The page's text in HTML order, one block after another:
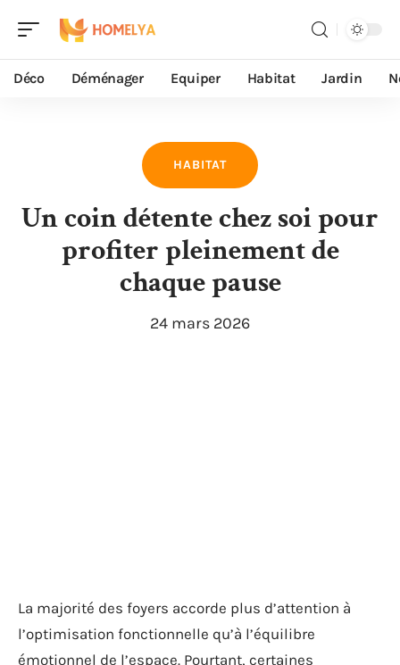
Déco Déménager Equiper Habitat Jardin
HABITAT
Un coin détente chez soi pour
profiter pleinement de
chaque pause
24 mars 2026
La majorité des foyers accorde plus d’attention à
l’optimisation fonctionnelle qu’à l’équilibre
émotionnel de l’espace. Pourtant, certaines